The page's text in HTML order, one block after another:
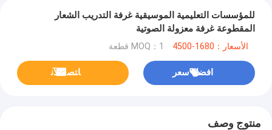
للمؤسسات التعليمية الموسيقية غرفة التدريب الشعار
المقطوعة غرفة معزولة الصوتية
الأسعار：1680-4500 MOQ：1 قطعة
افضل سعر ﺎﺘﺼﻟ ﺍﻶﻧ
منتوج وصف